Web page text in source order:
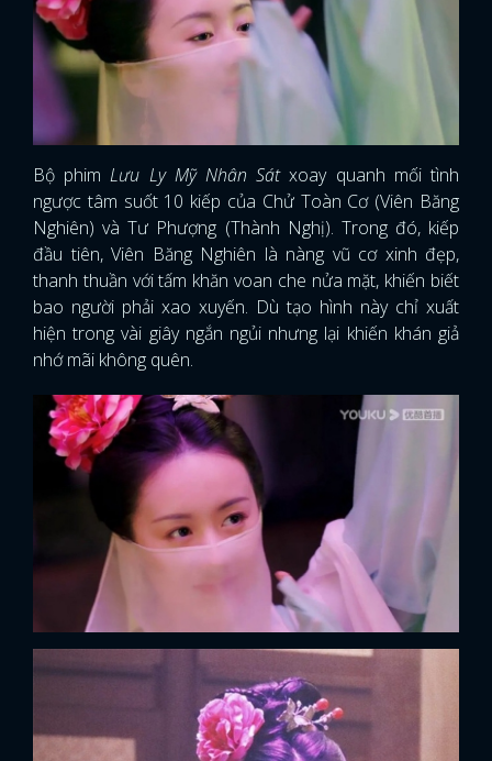
ĐĂNG NHẬP
Bộ phimLưu Ly Mỹ Nhân Sátxoay quanh mối tình
ngược tâm suốt 10 kiếp của Chử Toàn Cơ (Viên Băng
Nghiên) và Tư Phượng (Thành Nghị). Trong đó, kiếp
đầu tiên, Viên Băng Nghiên là nàng vũ cơ xinh đẹp,
thanh thuần với tấm khăn voan che nửa mặt, khiến biết
bao người phải xao xuyến. Dù tạo hình này chỉ xuất
hiện trong vài giây ngắn ngủi nhưng lại khiến khán giả
nhớ mãi không quên.